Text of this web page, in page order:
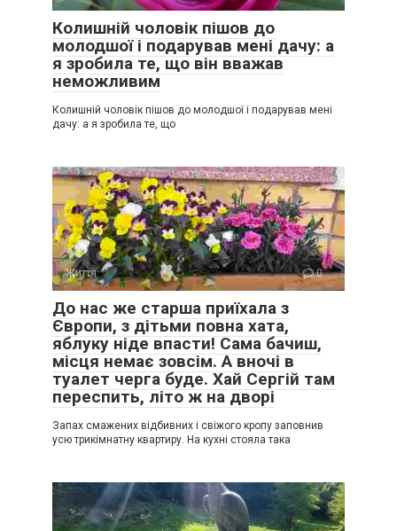
Колишній чоловік пішов до
молодшої і подарував мені дачу: а
я зробила те, що він вважав
неможливим
Колишній чоловік пішов до молодшої і подарував мені
дачу: а я зробила те, що
Життя 0
До нас же старша приїхала з
Європи, з дітьми повна хата,
яблуку ніде впасти! Сама бачиш,
місця немає зовсім. А вночі в
туалет черга буде. Хай Сергій там
переспить, літо ж на дворі
Запах смажених відбивних і свіжого кропу заповнив
усю трикімнатну квартиру. На кухні стояла така